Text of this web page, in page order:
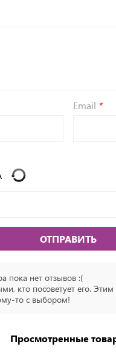
Email
ОТПРАВИТЬ
пока нет отзывов :(
кто посоветует его.
то с выбором!
Просмотренные